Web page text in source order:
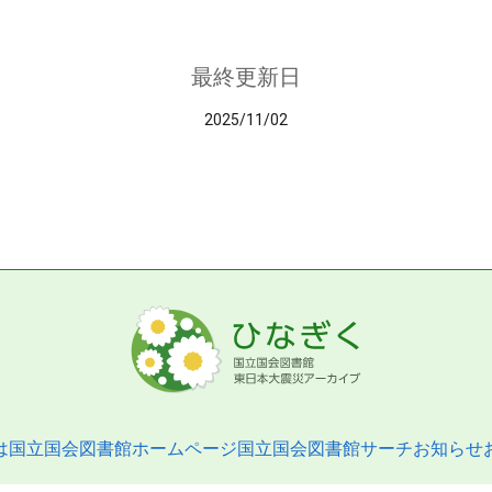
最終更新日
2025/11/02
国立国会図書館ホームページ国立国会図書館サーチお知らせ